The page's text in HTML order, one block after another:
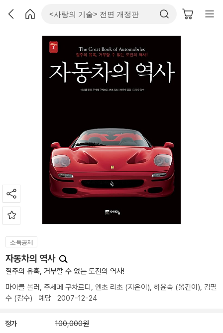
소득공제
자동차의 역사
질주의 유혹, 거부할 수 없는 도전의 역사!
마이클 볼러 , 주세페 구차르디 , 엔초 리초 (지은이), 하윤숙 (옮긴이), 김필
수 (감수) 예담 2007-12-24
정가 100,000원